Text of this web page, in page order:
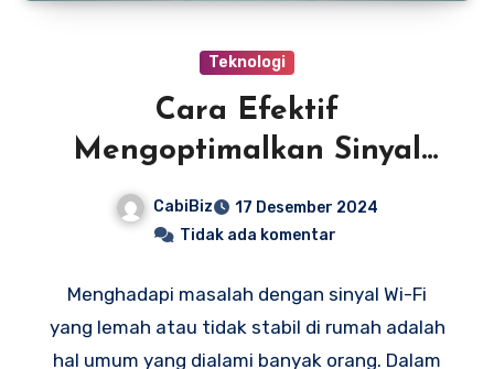
Teknologi
Cara Efektif
Mengoptimalkan Sinyal
CabiBiz
17 Desember 2024
Tidak ada komentar
Menghadapi masalah dengan sinyal Wi-Fi
yang lemah atau tidak stabil di rumah adalah
hal umum yang dialami banyak orang. Dalam